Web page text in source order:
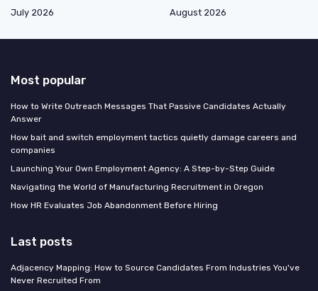
July 2026
August 2026
Most popular
How to Write Outreach Messages That Passive Candidates Actually
Answer
How bait and switch employment tactics quietly damage careers and
companies
Launching Your Own Employment Agency: A Step-by-Step Guide
Navigating the World of Manufacturing Recruitment in Oregon
How HR Evaluates Job Abandonment Before Hiring
Last posts
Adjacency Mapping: How to Source Candidates From Industries You've
Never Recruited From